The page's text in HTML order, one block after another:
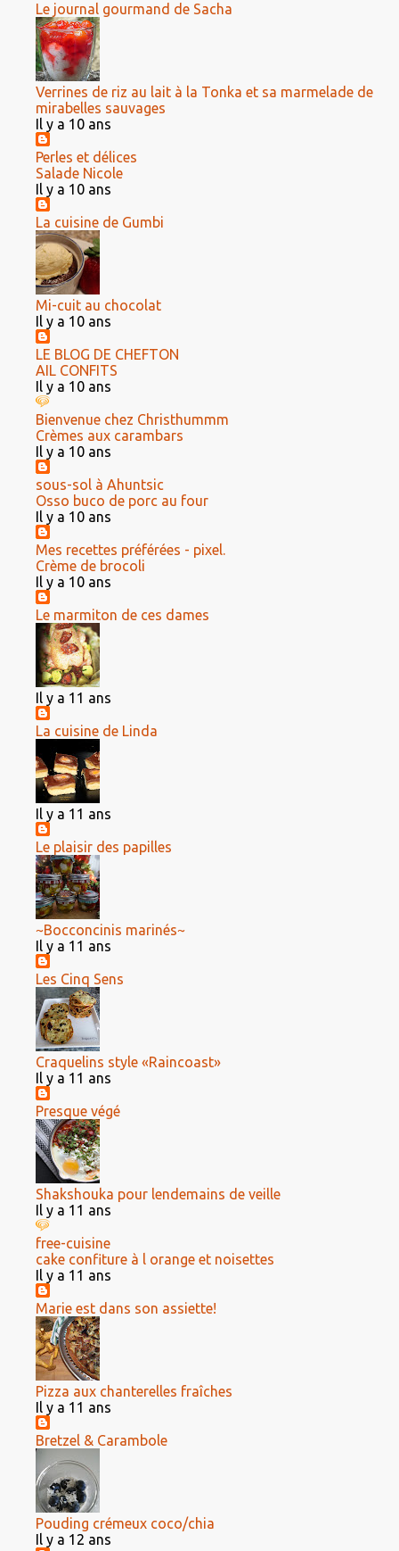
Le journal gourmand de Sacha
Verrines de riz au lait à la Tonka et sa marmelade de
mirabelles sauvages
Il y a 10 ans
Perles et délices
Salade Nicole
Il y a 10 ans
La cuisine de Gumbi
Mi-cuit au chocolat
Il y a 10 ans
LE BLOG DE CHEFTON
AIL CONFITS
Il y a 10 ans
Bienvenue chez Christhummm
Crèmes aux carambars
Il y a 10 ans
sous-sol à Ahuntsic
Osso buco de porc au four
Il y a 10 ans
Mes recettes préférées - pixel.
Crème de brocoli
Il y a 10 ans
Le marmiton de ces dames
Il y a 11 ans
La cuisine de Linda
Il y a 11 ans
Le plaisir des papilles
~Bocconcinis marinés~
Il y a 11 ans
Les Cinq Sens
Craquelins style «Raincoast»
Il y a 11 ans
Presque végé
Shakshouka pour lendemains de veille
Il y a 11 ans
free-cuisine
cake confiture à l orange et noisettes
Il y a 11 ans
Marie est dans son assiette!
Pizza aux chanterelles fraîches
Il y a 11 ans
Bretzel & Carambole
Pouding crémeux coco/chia
Il y a 12 ans